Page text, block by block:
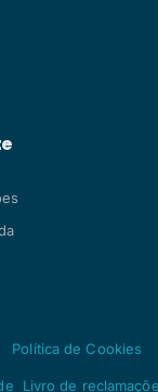
Política de Cookies
Livro de